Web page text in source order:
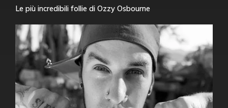
Le più incredibili follie di Ozzy Osbourne